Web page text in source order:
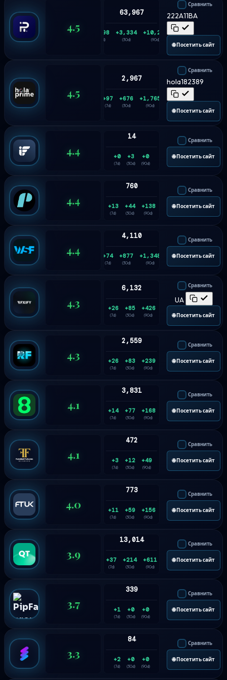
4.5
63,967
+698
(7d)
+3,334
(30d)
+10,254
(90d)
Сравнить
222A11BA
🌐 Посетить сайт
4.5
2,967
+97
(7d)
+676
(30d)
+1,765
(90d)
Сравнить
hola182389
🌐 Посетить сайт
4.4
14
+0
(7d)
+3
(30d)
+0
(90d)
Сравнить
🌐 Посетить сайт
4.4
760
+13
(7d)
+44
(30d)
+138
(90d)
Сравнить
🌐 Посетить сайт
4.4
4,110
+74
(7d)
+877
(30d)
+1,348
(90d)
Сравнить
🌐 Посетить сайт
4.3
6,132
+26
(7d)
+85
(30d)
+426
(90d)
Сравнить
UA
🌐 Посетить сайт
4.3
2,559
+26
(7d)
+83
(30d)
+239
(90d)
Сравнить
🌐 Посетить сайт
4.1
3,831
+14
(7d)
+77
(30d)
+168
(90d)
Сравнить
🌐 Посетить сайт
4.1
472
+3
(7d)
+12
(30d)
+49
(90d)
Сравнить
🌐 Посетить сайт
4.0
773
+11
(7d)
+59
(30d)
+156
(90d)
Сравнить
🌐 Посетить сайт
3.9
13,014
+37
(7d)
+214
(30d)
+611
(90d)
Сравнить
🌐 Посетить сайт
3.7
339
+1
(7d)
+0
(30d)
+0
(90d)
Сравнить
🌐 Посетить сайт
3.3
84
+2
(7d)
+0
(30d)
+0
(90d)
Сравнить
🌐 Посетить сайт